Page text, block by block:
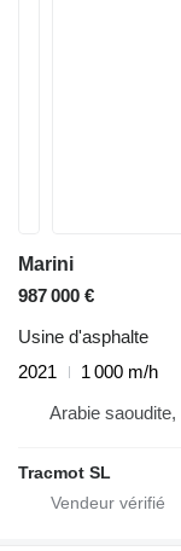
Marini
987 000 €
Usine d'asphalte
2021
1 000 m/h
Tracmot SL